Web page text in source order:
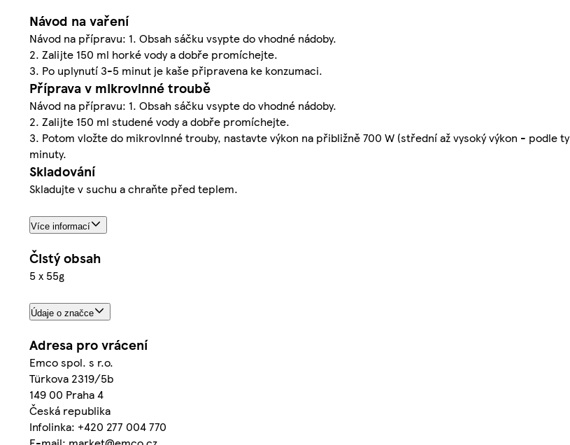
Návod na vaření
Návod na přípravu: 1. Obsah sáčku vsypte do vhodné nádoby.
2. Zalijte 150 ml horké vody a dobře promíchejte.
3. Po uplynutí 3-5 minut je kaše připravena ke konzumaci.
Příprava v mikrovlnné troubě
Návod na přípravu: 1. Obsah sáčku vsypte do vhodné nádoby.
2. Zalijte 150 ml studené vody a dobře promíchejte.
3. Potom vložte do mikrovlnné trouby, nastavte výkon na přibližně 700 W (střední až vysoký výkon - podle
minuty.
Skladování
Skladujte v suchu a chraňte před teplem.
Více informací
Čistý obsah
5 x 55g
Údaje o značce
Adresa pro vrácení
Emco spol. s r.o.
Türkova 2319/5b
149 00 Praha 4
Česká republika
Infolinka: +420 277 004 770